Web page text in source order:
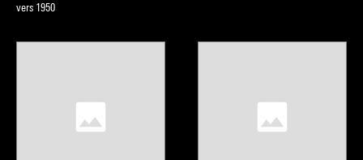
vers 1950